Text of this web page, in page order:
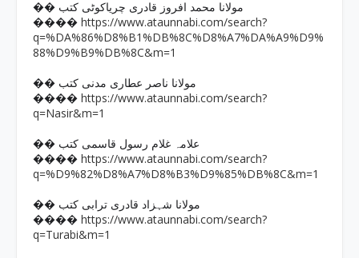
�� مولانا محمد افروز قادری چریاکوٹی کتب
���� https://www.ataunnabi.com/search?
q=%DA%86%D8%B1%DB%8C%D8%A7%DA%A9%D9%
88%D9%B9%DB%8C&m=1
�� مولانا ناصر عطاری مدنی کتب
���� https://www.ataunnabi.com/search?
q=Nasir&m=1
�� علامہ غلام رسول قاسمی کتب
���� https://www.ataunnabi.com/search?
q=%D9%82%D8%A7%D8%B3%D9%85%DB%8C&m=1
�� مولانا شہزاد قادری ترابی کتب
���� https://www.ataunnabi.com/search?
q=Turabi&m=1